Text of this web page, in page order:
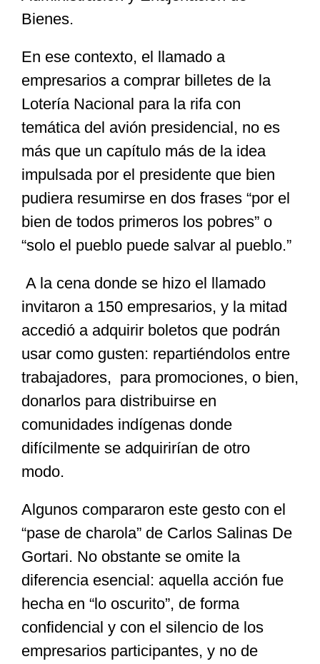
Bienes.
En ese contexto, el llamado a
empresarios a comprar billetes de la
Lotería Nacional para la rifa con
temática del avión presidencial, no es
más que un capítulo más de la idea
impulsada por el presidente que bien
pudiera resumirse en dos frases “por el
bien de todos primeros los pobres” o
“solo el pueblo puede salvar al pueblo.”
A la cena donde se hizo el llamado
invitaron a 150 empresarios, y la mitad
accedió a adquirir boletos que podrán
usar como gusten: repartiéndolos entre
trabajadores, para promociones, o bien,
donarlos para distribuirse en
comunidades indígenas donde
difícilmente se adquirirían de otro
modo.
Algunos compararon este gesto con el
“pase de charola” de Carlos Salinas De
Gortari. No obstante se omite la
diferencia esencial: aquella acción fue
hecha en “lo oscurito”, de forma
confidencial y con el silencio de los
empresarios participantes, y no de